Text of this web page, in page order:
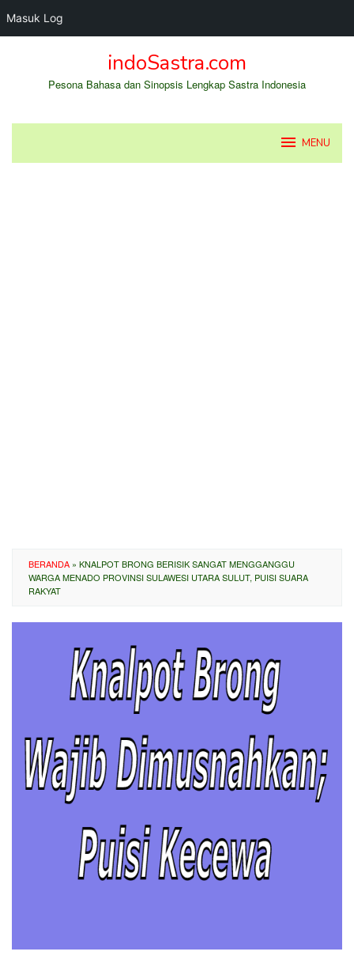
Masuk Log
indoSastra.com
Pesona Bahasa dan Sinopsis Lengkap Sastra Indonesia
MENU
BERANDA » KNALPOT BRONG BERISIK SANGAT MENGGANGGU
WARGA MENADO PROVINSI SULAWESI UTARA SULUT, PUISI SUARA
RAKYAT